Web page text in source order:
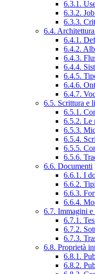
6.3.1.
6.3.2.
6.3.3.
6.4.
6.4.1.
6.4.2.
6.4.3.
6.4.4.
6.4.5.
6.4.6.
6.4.7.
6.5. Scrittura e
6.5.1.
6.5.2. Le
6.5.3.
6.5.4.
6.5.5.
6.5.6.
6.6. Documenti
6.6.1. I
6.6.2.
6.6.3.
6.6.4.
6.7. Immagini e
6.7.1.
6.7.2.
6.7.3.
6.8. Proprietà
6.8.1.
6.8.2.